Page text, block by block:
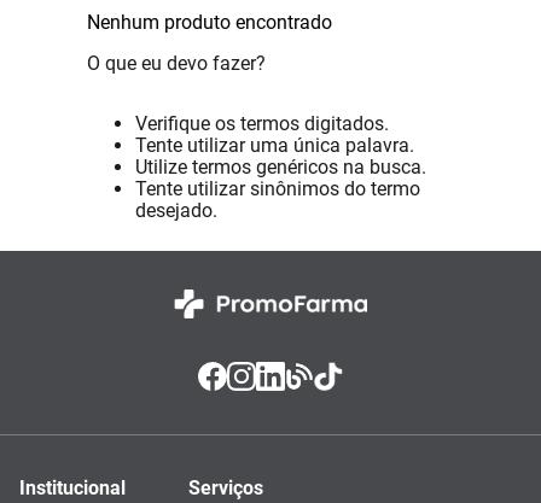
Nenhum produto encontrado
O que eu devo fazer?
Verifique os termos digitados.
Tente utilizar uma única palavra.
Utilize termos genéricos na busca.
Tente utilizar sinônimos do termo
desejado.
Institucional Serviços
Fralda G
Shampoo
Absorvente
Lavitan
Vitamina D